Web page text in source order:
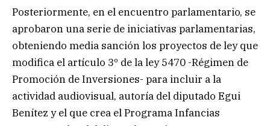
Posteriormente, en el encuentro parlamentario, se
aprobaron una serie de iniciativas parlamentarias,
obteniendo media sanción los proyectos de ley que
modifica el artículo 3º de la ley 5470 -Régimen de
Promoción de Inversiones- para incluir a la
actividad audiovisual, autoría del diputado Egui
Benítez y el que crea el Programa Infancias